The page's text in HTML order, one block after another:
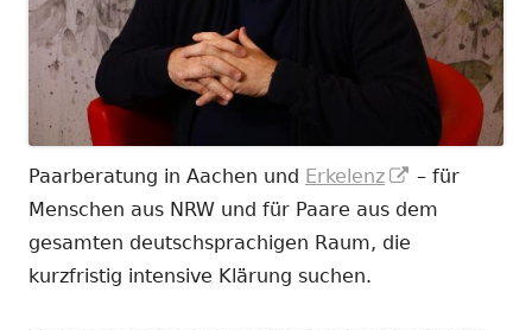
Paarberatung in Aachen und Erkelenz
In
neuem
– für
Menschen aus NRW und für Paare aus dem
gesamten deutschsprachigen Raum, die
kurzfristig intensive Klärung suchen.